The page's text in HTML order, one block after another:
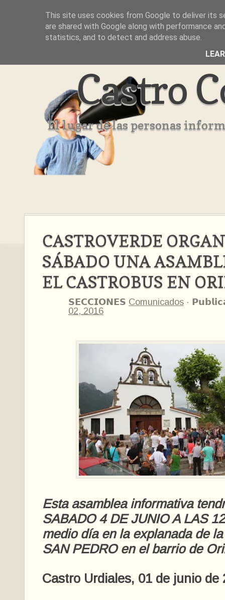
Inicio Aviso Legal Quienes Somos ??
Castro
El lugar de las personas
CASTROVERDE
SÁBADO UNA
EL CASTROBUS EN
𝗦𝗘𝗖𝗖𝗜𝗢𝗡𝗘𝗦 Comunicados ·
02, 2016
Esta asamblea informativa
SABADO 4 DE JUNIO A LAS
medio día en la explanada de
SAN PEDRO en el barrio de
Castro Urdiales, 01 de junio de
This site uses cookies from Google to deliver its
are shared with Google along with performance
statistics, and to detect and address abuse.